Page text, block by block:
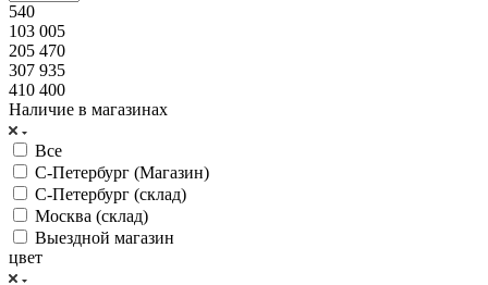
540
103 005
205 470
307 935
410 400
Наличие в магазинах
Все
С-Петербург (Магазин)
С-Петербург (склад)
Москва (склад)
Выездной магазин
цвет